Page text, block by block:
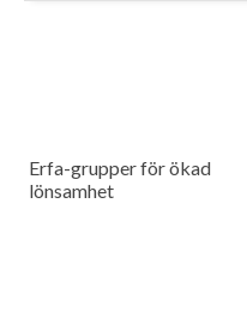
Erfa-grupper för ökad
lönsamhet